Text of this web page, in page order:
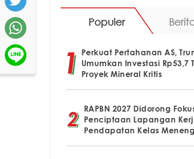
Populer
Perkuat Pertahanan AS,
Umumkan Investasi Rp53,7
Proyek Mineral Kritis
RAPBN 2027 Didorong
Penciptaan Lapangan
Pendapatan Kelas